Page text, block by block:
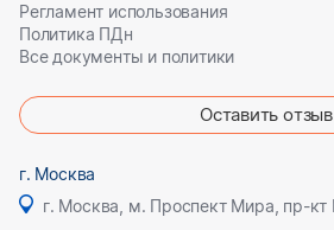
Регламент использования
Политика ПДн
Все документы и политики
Оставить отзыв
г. Москва